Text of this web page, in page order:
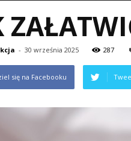
- 30 września 2025 287
się na Facebooku